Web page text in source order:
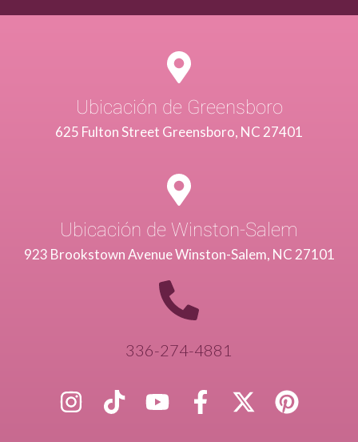
Ubicación de Greensboro
625 Fulton Street Greensboro, NC 27401
Ubicación de Winston-Salem
923 Brookstown Avenue Winston-Salem, NC 27101
336-274-4881